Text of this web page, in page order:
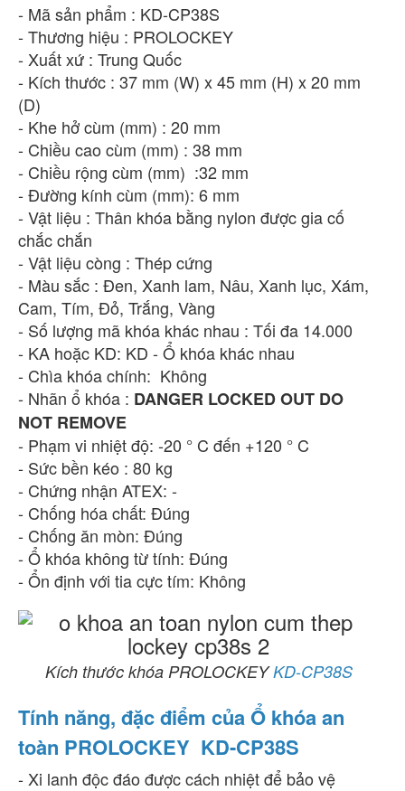
- Mã sản phẩm : KD-CP38S
- Thương hiệu : PROLOCKEY
- Xuất xứ : Trung Quốc
- Kích thước : 37 mm (W) x 45 mm (H) x 20 mm
(D)
- Khe hở cùm (mm) : 20 mm
- Chiều cao cùm (mm) : 38 mm
- Chiều rộng cùm (mm) :32 mm
- Đường kính cùm (mm): 6 mm
- Vật liệu : Thân khóa bằng nylon được gia cố
chắc chắn
- Vật liệu còng : Thép cứng
- Màu sắc : Đen, Xanh lam, Nâu, Xanh lục, Xám,
Cam, Tím, Đỏ, Trắng, Vàng
- Số lượng mã khóa khác nhau : Tối đa 14.000
- KA hoặc KD: KD - Ổ khóa khác nhau
- Chìa khóa chính: Không
- Nhãn ổ khóa : DANGER LOCKED OUT DO
NOT REMOVE
- Phạm vi nhiệt độ: -20 ° C đến +120 ° C
- Sức bền kéo : 80 kg
- Chứng nhận ATEX: -
- Chống hóa chất: Đúng
- Chống ăn mòn: Đúng
- Ổ khóa không từ tính: Đúng
- Ổn định với tia cực tím: Không
Kích thước khóa PROLOCKEYKD-CP38S
Tính năng, đặc điểm của Ổ khóa an
toàn PROLOCKEY KD-CP38S
- Xi lanh độc đáo được cách nhiệt để bảo vệ